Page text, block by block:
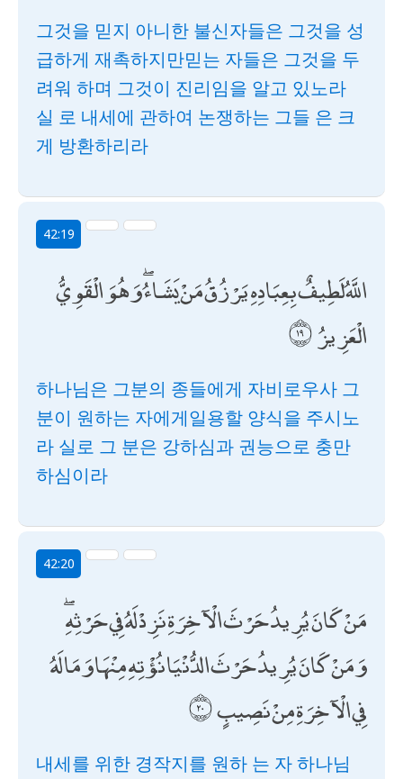
그것을 믿지 아니한 불신자들은 그것을 성
급하게 재촉하지만믿는 자들은 그것을 두
려워 하며 그것이 진리임을 알고 있노라
실 로 내세에 관하여 논쟁하는 그들 은 크
게 방환하리라
42:19
اللَّهُ لَطِيفٌ بِعِبَادِهِ يَرْزُقُ مَنْ يَشَاءُ ۖ وَهُوَ الْقَوِيُّ
الْعَزِيزُ
하나님은 그분의 종들에게 자비로우사 그
분이 원하는 자에게일용할 양식을 주시노
라 실로 그 분은 강하심과 권능으로 충만
하심이라
42:20
مَنْ كَانَ يُرِيدُ حَرْثَ الْآخِرَةِ نَزِدْ لَهُ فِي حَرْثِهِ ۖ
وَمَنْ كَانَ يُرِيدُ حَرْثَ الدُّنْيَا نُؤْتِهِ مِنْهَا وَمَا لَهُ
فِي الْآخِرَةِ مِنْ نَصِيبٍ
내세를 위한 경작지를 원하 는 자 하나님